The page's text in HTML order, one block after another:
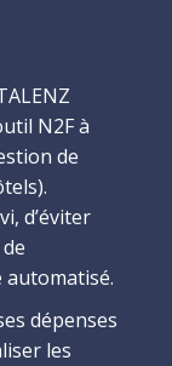
N2F à
de
d’éviter
dépenses
les